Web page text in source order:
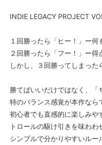
INDIE LEGACY PROJECT
１回勝ったら「ヒー！」ー何
２回勝ったら「フー！」ー得
しかし、３回勝ってしまった
勝てばいいだけではなく、
特のバランス感覚が本作なら
初心者でも直感的に楽しみや
トロールの駆け引きを味わわ
シンプルで分かりやすいル